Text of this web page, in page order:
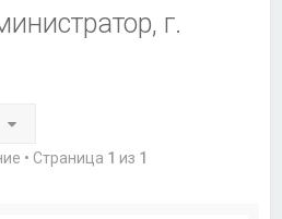
г.
• Страница 1 из 1